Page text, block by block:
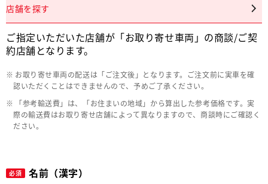
店舗を探す
ご指定いただいた店舗が「お取り寄せ車両」の商談/ご契
約店舗となります。
お取り寄せ車両の配送は「ご注文後」となります。ご注文前に実車を確
認いただくことはできませんので、予めご了承ください。
「参考輸送費」は、「お住まいの地域」から算出した参考価格です。実
際の輸送費はお取り寄せ店舗によって異なりますので、商談時にご確認く
ださい。
必須 名前（漢字）